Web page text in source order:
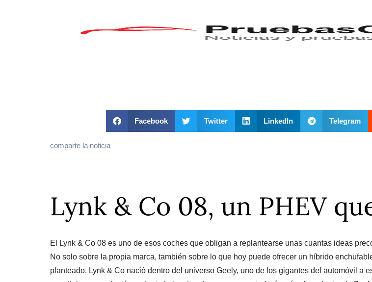
Facebook Twitter LinkedIn Telegram
comparte la noticia
Lynk & Co 08, un PHEV
El Lynk & Co 08 es uno de esos coches que obligan a replantearse unas cuantas ideas
No solo sobre la propia marca, también sobre lo que hoy puede ofrecer un híbrido
planteado. Lynk & Co nació dentro del universo Geely, uno de los gigantes del automóvil a